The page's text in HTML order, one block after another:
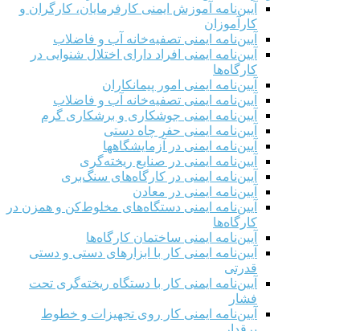
آیین‌نامه آموزش ایمنی کارفرمایان، کارگران و
کارآموزان
آیین‌نامه ایمنی تصفیه‌خانه آب و فاضلاب
آیین‌نامه ایمنی افراد دارای اختلال شنوایی در
کارگاه‌ها
آیین‌نامه ایمنی امور پیمانکاران
آیین‌نامه ایمنی تصفیه‌خانه آب و فاضلاب
آیین‌نامه ایمنی جوشکاری و برشکاری گرم
آیین‌نامه ایمنی حفر چاه دستی
آیین‌نامه ایمنی در آزمایشگاهها
آیین‌نامه ایمنی در صنایع ریخته‌گری
آیین‌نامه ایمنی در کارگاه‌های سنگ‌بری
آیین‌نامه ایمنی در معادن
آیین‌نامه ایمنی دستگاه‌های مخلوط‌کن و همزن در
کارگاه‌ها
آیین‌نامه ایمنی ساختمان کارگاه‌ها
آیین‌نامه ایمنی کار با ابزارهای دستی و دستی
قدرتی
آیین‌نامه ایمنی کار با دستگاه ریخته‌گری تحت
فشار
آیین‌نامه ایمنی کار روی تجهیزات و خطوط